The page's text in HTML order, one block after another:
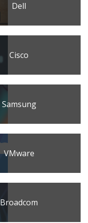
Dell
Cisco
Samsung
VMware
Broadcom